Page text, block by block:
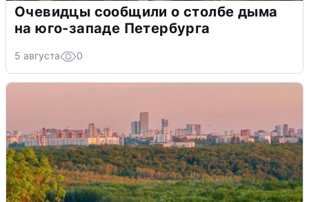
Очевидцы сообщили о столбе дыма
на юго-западе Петербурга
5 августа 0